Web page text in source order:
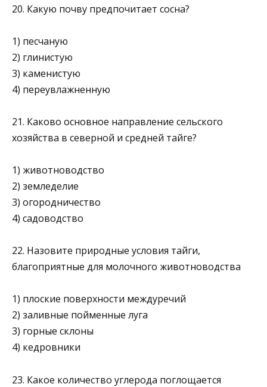
20. Какую почву предпочитает сосна?
1) песчаную
2) глинистую
3) каменистую
4) переувлажненную
21. Каково основное направление сельского
хозяйства в северной и средней тайге?
1) животноводство
2) земледелие
3) огородничество
4) садоводство
22. Назовите природные условия тайги,
благоприятные для молочного животноводства
1) плоские поверхности междуречий
2) заливные пойменные луга
3) горные склоны
4) кедровники
23. Какое количество углерода поглощается